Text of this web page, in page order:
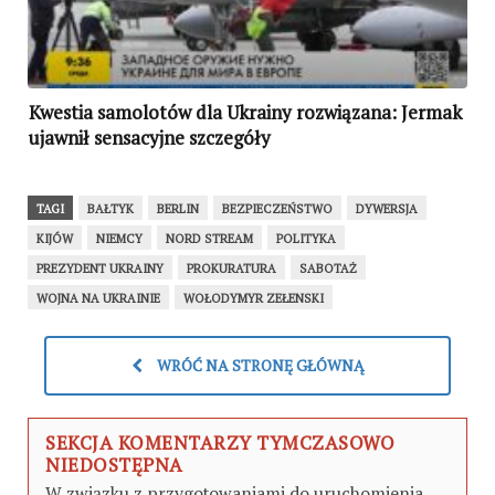
Kwestia samolotów dla Ukrainy rozwiązana: Jermak
ujawnił sensacyjne szczegóły
TAGI BAŁTYK BERLIN BEZPIECZEŃSTWO
DYWERSJA
KIJÓW
NIEMCY NORD STREAM
POLITYKA
PREZYDENT UKRAINY
PROKURATURA
SABOTAŻ
WOJNA NA UKRAINIE
WOŁODYMYR ZEŁENSKI
WRÓĆ NA STRONĘ GŁÓWNĄ
SEKCJA KOMENTARZY TYMCZASOWO
NIEDOSTĘPNA